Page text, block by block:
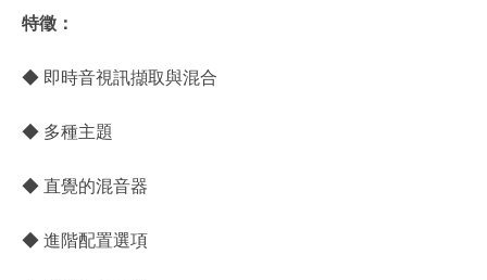
特徵：
◆ 即時音視訊擷取與混合
◆ 多種主題
◆ 直覺的混音器
◆ 進階配置選項